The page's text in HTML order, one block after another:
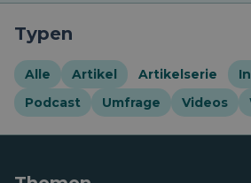
Typen
Alle Artikel Artikelserie
Podcast
Umfrage Videos